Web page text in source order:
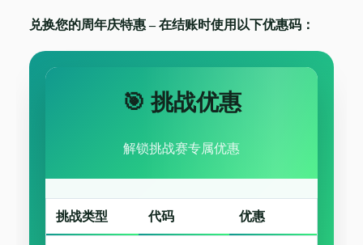
兑换您的周年庆特惠 – 在结账时使用以下优惠码：
🎯 挑战优惠
解锁挑战赛专属优惠
挑战类型 代码 优惠